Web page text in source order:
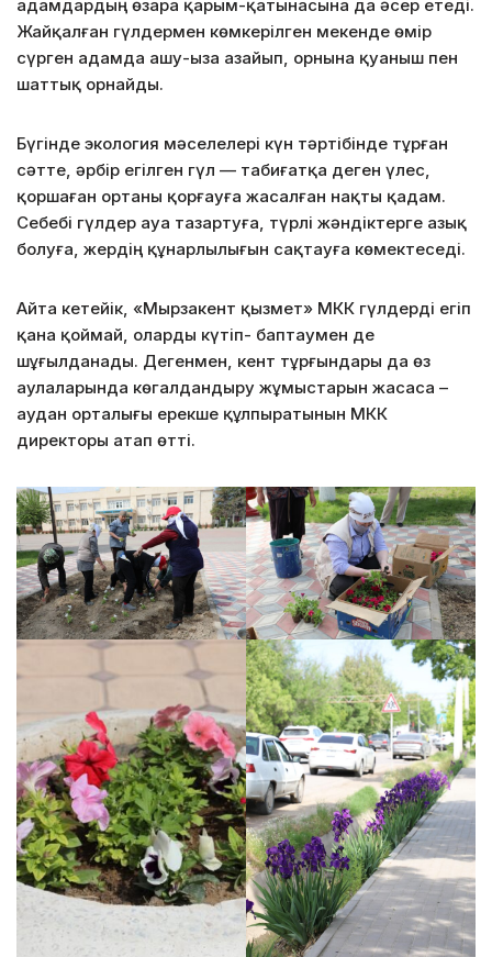
адамдардың өзара қарым-қатынасына да әсер етеді.
Жайқалған гүлдермен көмкерілген мекенде өмір
сүрген адамда ашу-ыза азайып, орнына қуаныш пен
шаттық орнайды.
Бүгінде экология мәселелері күн тәртібінде тұрған
сәтте, әрбір егілген гүл — табиғатқа деген үлес,
қоршаған ортаны қорғауға жасалған нақты қадам.
Себебі гүлдер ауа тазартуға, түрлі жәндіктерге азық
болуға, жердің құнарлылығын сақтауға көмектеседі.
Айта кетейік, «Мырзакент қызмет» МКК гүлдерді егіп
қана қоймай, оларды күтіп- баптаумен де
шұғылданады. Дегенмен, кент тұрғындары да өз
аулаларында көгалдандыру жұмыстарын жасаса –
аудан орталығы ерекше құлпыратынын МКК
директоры атап өтті.